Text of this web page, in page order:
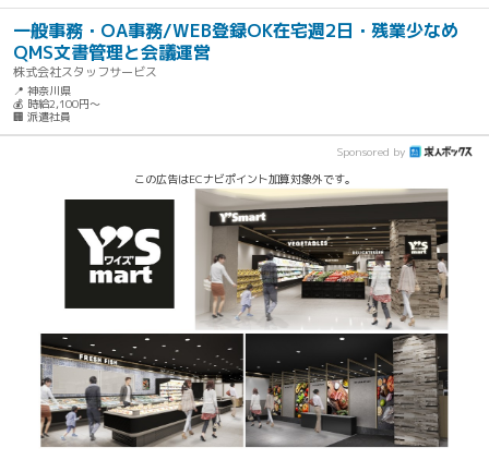
一般事務・OA事務/WEB登録OK在宅週2日・残業少なめ
QMS文書管理と会議運営
株式会社スタッフサービス
📍 神奈川県
💰 時給2,100円～
🏢 派遣社員
Sponsored by
この広告はECナビポイント加算対象外です。